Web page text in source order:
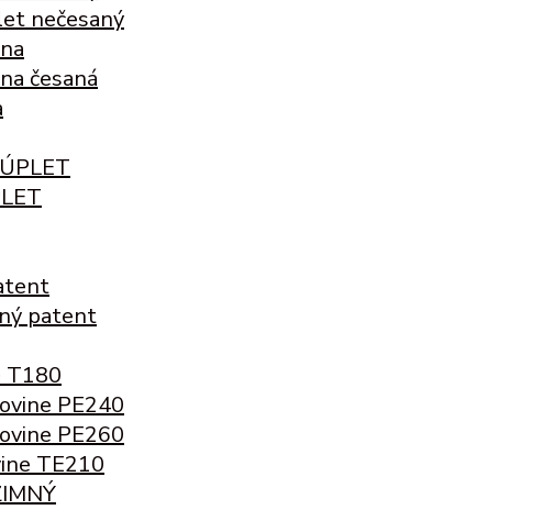
nečesaný
česaná
patent
T180
PE240
PE260
TE210